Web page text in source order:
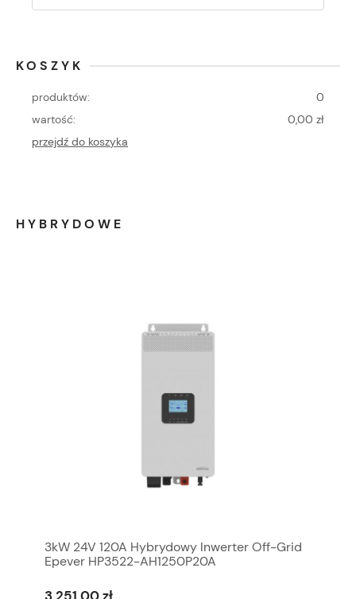
KOSZYK
produktów:
0
wartość:
0,00 zł
przejdź do koszyka
HYBRYDOWE
3kW 24V 120A Hybrydowy Inwerter Off-Grid
Epever HP3522-AH1250P20A